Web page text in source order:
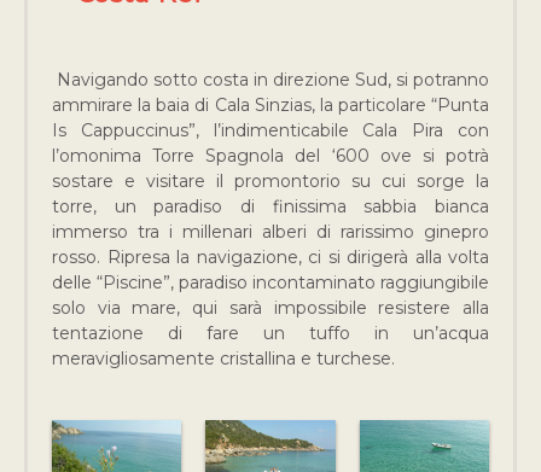
Navigando sotto costa in direzione Sud, si potranno
ammirare la baia di Cala Sinzias, la particolare “Punta
Is Cappuccinus”, l’indimenticabile Cala Pira con
l’omonima Torre Spagnola del ‘600 ove si potrà
sostare e visitare il promontorio su cui sorge la
torre, un paradiso di finissima sabbia bianca
immerso tra i millenari alberi di rarissimo ginepro
rosso. Ripresa la navigazione, ci si dirigerà alla volta
delle “Piscine”, paradiso incontaminato raggiungibile
solo via mare, qui sarà impossibile resistere alla
tentazione di fare un tuffo in un’acqua
meravigliosamente cristallina e turchese.